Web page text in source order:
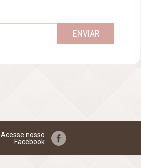
ENVIAR
Acesse nosso
Facebook